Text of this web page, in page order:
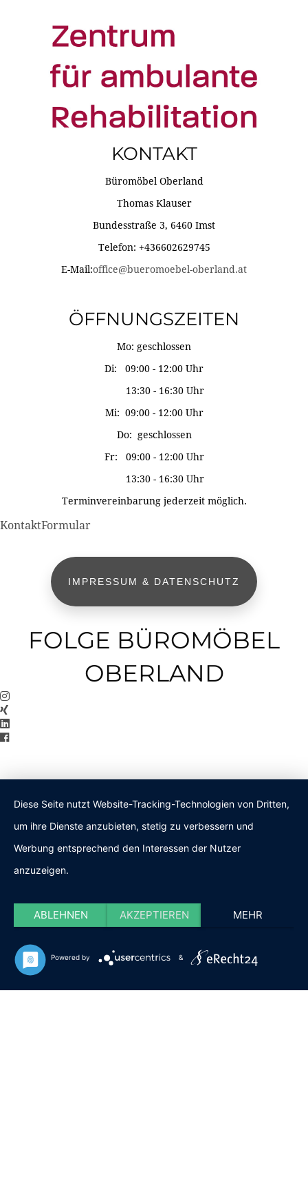
KONTAKT
Büromöbel Oberland
Thomas Klauser
Bundesstraße 3, 6460 Imst
Telefon: +436602629745
E-Mail:office@bueromoebel-oberland.at
ÖFFNUNGSZEITEN
Mo: geschlossen
Di: 09:00 - 12:00 Uhr
13:30 - 16:30 Uhr
Mi: 09:00 - 12:00 Uhr
Do: geschlossen
Fr: 09:00 - 12:00 Uhr
13:30 - 16:30 Uhr
Terminvereinbarung jederzeit möglich.
KontaktFormular
IMPRESSUM & DATENSCHUTZ
FOLGE BÜROMÖBEL
OBERLAND
Diese Seite nutzt Website-Tracking-Technologien von Dritten,
um ihre Dienste anzubieten, stetig zu verbessern und
Werbung entsprechend den Interessen der Nutzer
anzuzeigen.
ABLEHNEN AKZEPTIEREN MEHR
Powered by &